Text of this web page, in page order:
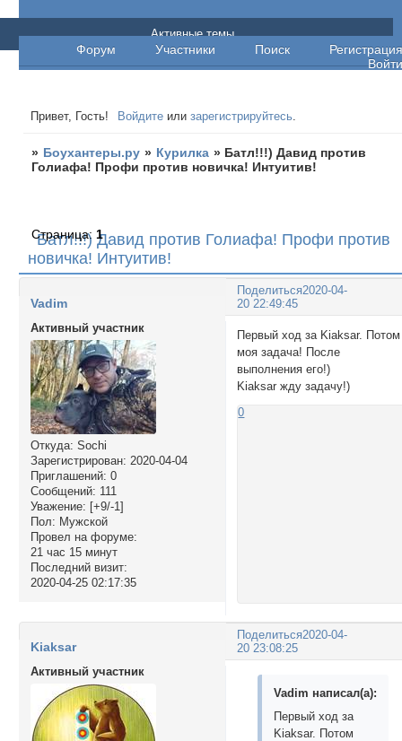
Боухантеры.ру
Форум Участники Поиск
Регистрация
Войти
Активные темы
Привет, Гость! Войдите илизарегистрируйтесь.
» Боухантеры.ру » Курилка » Батл!!!) Давид против
Голиафа! Профи против новичка! Интуитив!
Батл!!!) Давид против Голиафа! Профи против
новичка! Интуитив!
Страница: 1
Поделиться2020-04-
20 22:49:45
Vadim
Активный участник
Откуда: Sochi
Зарегистрирован: 2020-04-04
Приглашений: 0
Сообщений: 111
Уважение: [+9/-1]
Пол: Мужской
Провел на форуме:
21 час 15 минут
Последний визит:
2020-04-25 02:17:35
Первый ход за Kiaksar. Потом
моя задача! После
выполнения его!)
Kiaksar жду задачу!)
0
Поделиться2020-04-
20 23:08:25
Kiaksar
Активный участник
Vadim написал(а):
Первый ход за
Kiaksar. Потом